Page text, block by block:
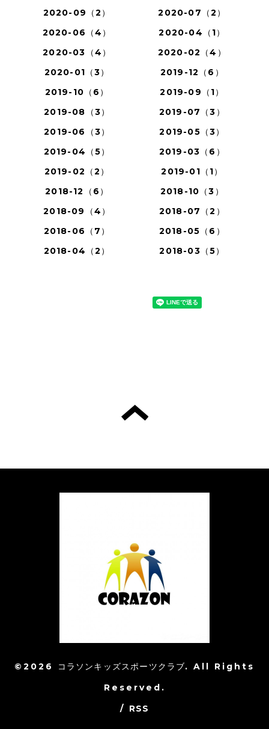
2020-09（2）
2020-07（2）
2020-06（4）
2020-04（1）
2020-03（4）
2020-02（4）
2020-01（3）
2019-12（6）
2019-10（6）
2019-09（1）
2019-08（3）
2019-07（3）
2019-06（3）
2019-05（3）
2019-04（5）
2019-03（6）
2019-02（2）
2019-01（1）
2018-12（6）
2018-10（3）
2018-09（4）
2018-07（2）
2018-06（7）
2018-05（6）
2018-04（2）
2018-03（5）
©2026 コラソンキッズスポーツクラブ. All Rights
Reserved.
/ RSS